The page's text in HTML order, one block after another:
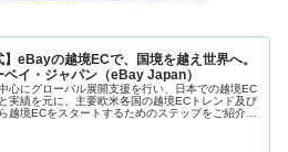
】eBayの越境ECで、国境を越え世界へ。
ベイ・ジャパン（eBay Japan）
心にグローバル展開支援を行い、日本での越境EC
実績を元に、主要欧米各国の越境ECトレンド及び
越境ECをスタートするためのステップをご紹介。